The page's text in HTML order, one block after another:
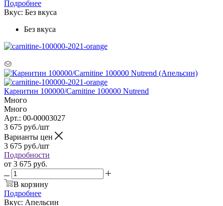
Подробнее
Вкус: Без вкуса
Без вкуса
Карнитин 100000/Carnitine 100000 Nutrend
Много
Много
Арт.: 00-00003027
3 675 руб./шт
Варианты цен
3 675 руб./шт
Подробности
от 3 675 руб.
В корзину
Подробнее
Вкус: Апельсин